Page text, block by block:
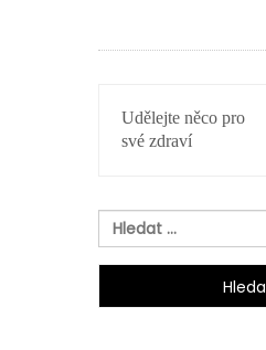
PRO
PŘÍSPĚVEK
Udělejte něco pro
své zdraví
Vyhledávání